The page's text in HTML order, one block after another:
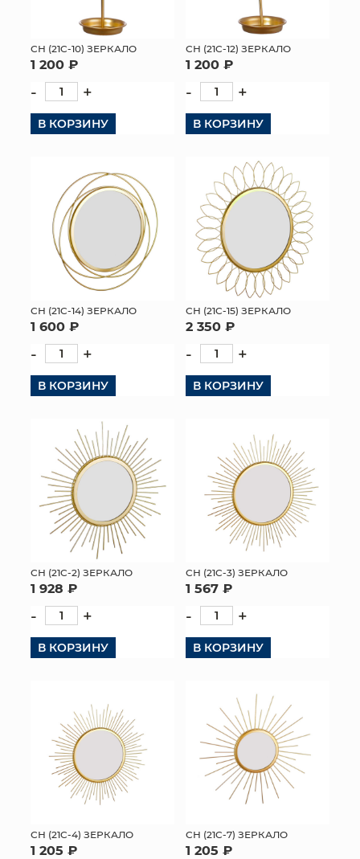
СН (21C-10) ЗЕРКАЛО
1 200 ₽
- +
В КОРЗИНУ
СН (21C-12) ЗЕРКАЛО
1 200 ₽
- +
В КОРЗИНУ
СН (21C-14) ЗЕРКАЛО
1 600 ₽
- +
В КОРЗИНУ
СН (21C-15) ЗЕРКАЛО
2 350 ₽
- +
В КОРЗИНУ
СН (21C-2) ЗЕРКАЛО
1 928 ₽
- +
В КОРЗИНУ
СН (21C-3) ЗЕРКАЛО
1 567 ₽
- +
В КОРЗИНУ
СН (21C-4) ЗЕРКАЛО
1 205 ₽
СН (21C-7) ЗЕРКАЛО
1 205 ₽